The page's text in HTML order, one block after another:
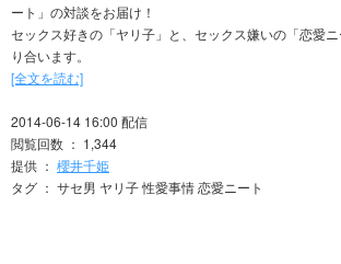
ート」の対談をお届け！
セックス好きの「ヤリ子」と、セックス嫌いの「恋愛
り合います。
[全文を読む]
2014-06-14 16:00 配信
閲覧回数 ： 1,344
提供 ： 櫻井千姫
タグ ： サセ男 ヤリ子 性愛事情 恋愛ニート